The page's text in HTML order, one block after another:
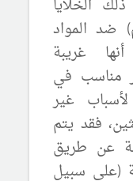
الخلايا
ضد المواد
غريبة
مناسب في
غير
فقد يتم
عن طريق
(على سبيل